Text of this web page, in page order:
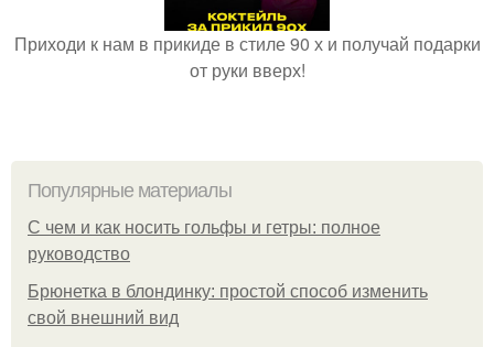
Приходи к нам в прикиде в стиле 90 х и получай подарки
от руки вверх!
Популярные материалы
С чем и как носить гольфы и гетры: полное
руководство
Брюнетка в блондинку: простой способ изменить
свой внешний вид